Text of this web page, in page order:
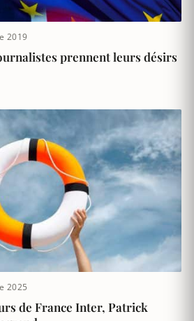
2019
prennent leurs désirs
2025
de France Inter, Patrick